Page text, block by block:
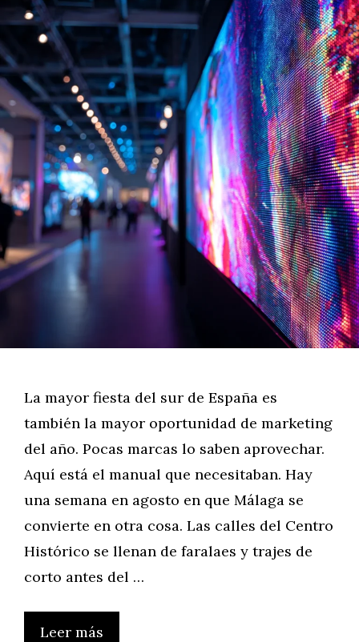
La mayor fiesta del sur de España es
también la mayor oportunidad de marketing
del año. Pocas marcas lo saben aprovechar.
Aquí está el manual que necesitaban. Hay
una semana en agosto en que Málaga se
convierte en otra cosa. Las calles del Centro
Histórico se llenan de faralaes y trajes de
corto antes del …
Leer más